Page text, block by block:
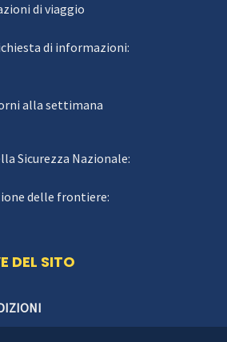
di viaggio
di informazioni:
alla settimana
Sicurezza Nazionale:
delle frontiere:
DEL SITO